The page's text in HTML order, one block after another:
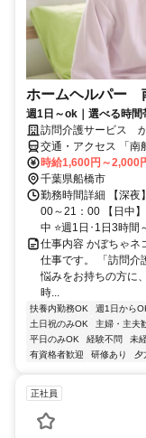
ホームヘルパー
週1日～ok｜選べる時
訪問介護サービス
交通・アクセス 「
時給1,600円～2,000
千葉県船橋市
勤務時間詳細 【深夜
00～21：00 【日中
中 ⭐週1日･1日3時間
仕事内容 かぼちゃネ
仕事です。 「訪問
悩みをお持ちの方に
時...
扶養内勤務OK 週1日から
土日祝のみOK
主婦・主夫
平日のみOK
経験不問 未
有資格者歓迎
研修あり 夕
正社員